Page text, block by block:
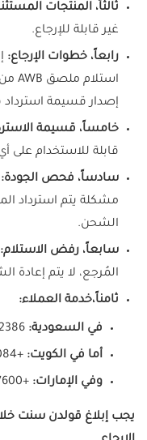
ثالثاً، المنتجات
غير قابلة للإرجاع.
رابعاً، خطوات الإرجاع:
استلام ملصق AWB من أرامكس،
إصدار قسيمة استرداد
خامساً، قسيمة
قابلة للاستخدام على
سادساً، فحص الجودة:
مشكلة يتم استرداد
الشحن.
سابعاً، رفض الاستلام:
المُرجع، لا يتم إعادة
ثامناً،خدمة العملاء:
في السعودية:
أما في الكويت: +96522069084.
وفي الإمارات: +97148757600.